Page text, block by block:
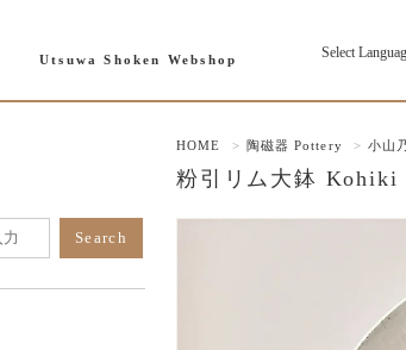
Utsuwa Shoken Webshop Select
HOME > 陶磁器 Pottery > 小山
粉引リム大鉢